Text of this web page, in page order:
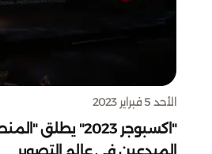
الأحد 5 فبراير 2023